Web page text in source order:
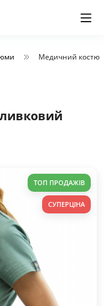
Медичний
ТОП ПРОДАЖІВ
СУПЕРЦІНА